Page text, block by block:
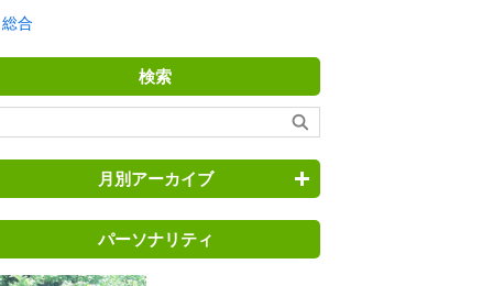
総合
検索
月別アーカイブ
パーソナリティ